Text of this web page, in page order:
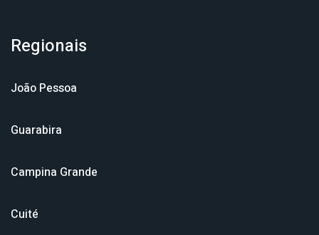
Regionais
João Pessoa
Guarabira
Campina Grande
Cuité